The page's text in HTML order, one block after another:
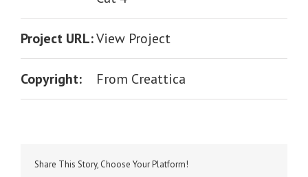
Project URL:View Project
Copyright: From Creattica
Share This Story, Choose Your Platform!